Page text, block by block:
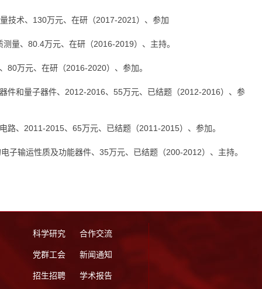
技术、130万元、在研（2017-2021）、参加
量、80.4万元、在研（2016-2019）、主持。
万元、在研（2016-2020）、参加。
件和量子器件、2012-2016、55万元、已结题（2012-2016）、参
、2011-2015、65万元、已结题（2011-2015）、参加。
输运性质及功能器件、35万元、已结题（200-2012）、主持。
科学研究 合作交流
党群工会 新闻通知
招生招聘 学术报告